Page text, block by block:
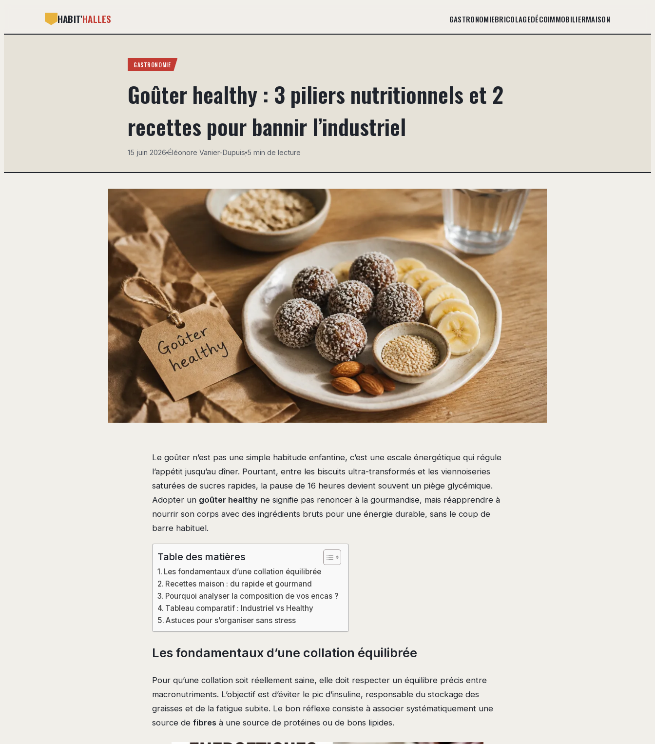
HABIT'HALLES GASTRONOMIEBRICOLAGEDÉCOIMMOBILIERMAISON
GASTRONOMIE
Goûter healthy : 3 piliers nutritionnels et 2
recettes pour bannir l’industriel
15 juin 2026·Éléonore Vanier-Dupuis·5 min de lecture
Le goûter n’est pas une simple habitude enfantine, c’est une escale énergétique qui régule
l’appétit jusqu’au dîner. Pourtant, entre les biscuits ultra-transformés et les viennoiseries
saturées de sucres rapides, la pause de 16 heures devient souvent un piège glycémique.
Adopter un goûter healthy ne signifie pas renoncer à la gourmandise, mais réapprendre à
nourrir son corps avec des ingrédients bruts pour une énergie durable, sans le coup de
barre habituel.
Table des matières
Les fondamentaux d’une collation équilibrée
Recettes maison : du rapide et gourmand
Pourquoi analyser la composition de vos encas ?
Tableau comparatif : Industriel vs Healthy
Astuces pour s’organiser sans stress
Les fondamentaux d’une collation équilibrée
Pour qu’une collation soit réellement saine, elle doit respecter un équilibre précis entre
macronutriments. L’objectif est d’éviter le pic d’insuline, responsable du stockage des
graisses et de la fatigue subite. Le bon réflexe consiste à associer systématiquement une
source de fibres à une source de protéines ou de bons lipides.